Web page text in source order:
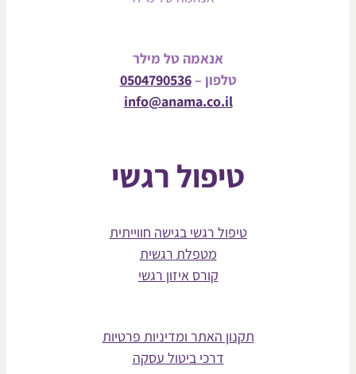
אנאמה טל מילר
טלפון –0504790536
info@anama.co.il
טיפול רגשי
טיפול רגשי בגישה חווייתית
מטפלת רגשית
קורס איזון רגשי
תקנון האתר ומדיניות פרטיות
דרכי ביטול עסקה